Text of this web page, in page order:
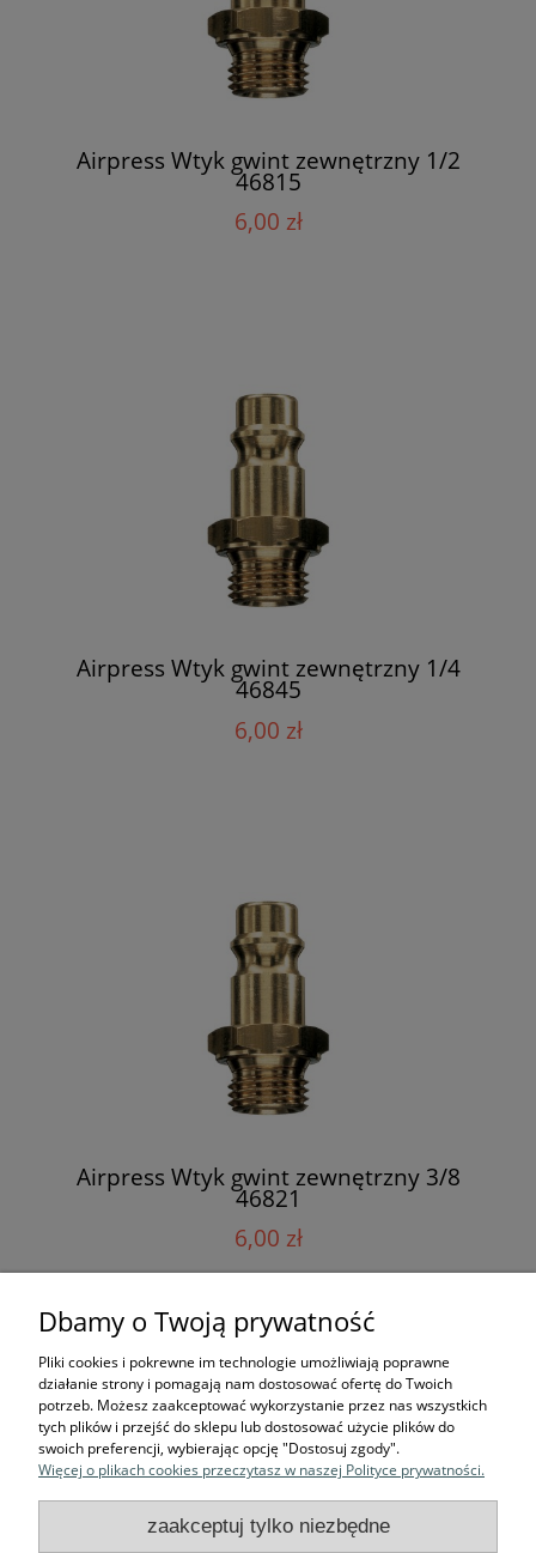
Airpress Wtyk gwint zewnętrzny 1/2
46815
6,00 zł
Airpress Wtyk gwint zewnętrzny 1/4
46845
6,00 zł
Airpress Wtyk gwint zewnętrzny 3/8
46821
6,00 zł
Zakupy
Pomoc
Dbamy o Twoją prywatność
Pliki cookies i pokrewne im technologie umożliwiają poprawne
działanie strony i pomagają nam dostosować ofertę do Twoich
potrzeb. Możesz zaakceptować wykorzystanie przez nas wszystkich
tych plików i przejść do sklepu lub dostosować użycie plików do
swoich preferencji, wybierając opcję "Dostosuj zgody".
Więcej o plikach cookies przeczytasz w naszej Polityce prywatności.
zaakceptuj tylko niezbędne